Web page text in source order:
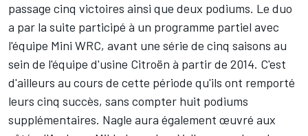
passage cinq victoires ainsi que deux podiums. Le duo
a par la suite participé à un programme partiel avec
l'équipe Mini WRC, avant une série de cinq saisons au
sein de l'équipe d'usine Citroën à partir de 2014. C'est
d'ailleurs au cours de cette période qu'ils ont remporté
leurs cinq succès, sans compter huit podiums
supplémentaires. Nagle aura également œuvré aux